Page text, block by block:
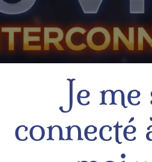
Je
connecté